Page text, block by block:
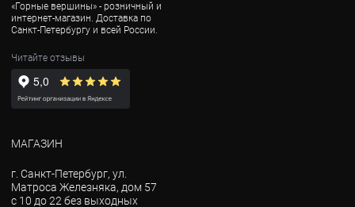
«Горные вершины» - розничный и
интернет-магазин. Доставка по
Санкт-Петербургу и всей России.
Читайте отзывы
МАГАЗИН
г. Санкт-Петербург, ул.
Матроса Железняка, дом 57
с 10 до 22 без выходных